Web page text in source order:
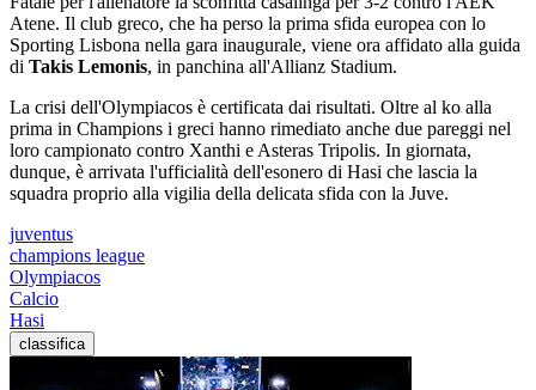
Atene. Il club greco, che ha perso la prima sfida europea con lo
Sporting Lisbona nella gara inaugurale, viene ora affidato alla guida
di Takis Lemonis, in panchina all'Allianz Stadium.
La crisi dell'Olympiacos è certificata dai risultati. Oltre al ko alla
prima in Champions i greci hanno rimediato anche due pareggi nel
loro campionato contro Xanthi e Asteras Tripolis. In giornata,
dunque, è arrivata l'ufficialità dell'esonero di Hasi che lascia la
squadra proprio alla vigilia della delicata sfida con la Juve.
juventus
champions league
Olympiacos
Calcio
Hasi
classifica